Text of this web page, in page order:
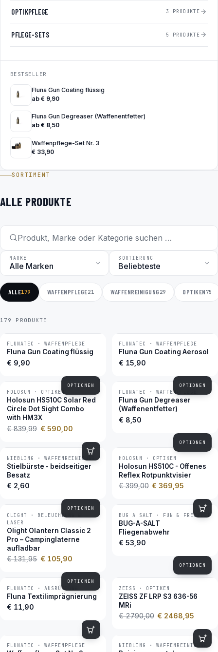
OPTIKPFLEGE 3 PRODUKTE
PFLEGE-SETS 5 PRODUKTE
BESTSELLER
Fluna Gun Coating flüssig
ab € 9,90
Fluna Gun Degreaser (Waffenentfetter)
ab € 8,50
Waffenpflege-Set Nr. 3
€ 33,90
SORTIMENT
ALLE PRODUKTE
MARKE SORTIERUNG
ALLE179 WAFFENPFLEGE21 WAFFENREINIGUNG 29 OPTIKEN75
179 PRODUKTE
BESTSELLER
FLUNATEC · WAFFENPFLEGE
Fluna Gun Coating flüssig
€ 9,90
OPTIONEN
BESTSELLER
FLUNATEC · WAFFENPFLEGE
Fluna Gun Coating Aerosol
€ 15,90
OPTIONEN
−30 %
HOLOSUN · OPTIKEN
Holosun HS510C Solar Red
Circle Dot Sight Combo
with HM3X
€ 839,99 € 590,00
BESTSELLER
FLUNATEC · WAFFENPFLEGE
Fluna Gun Degreaser
(Waffenentfetter)
€ 8,50
OPTIONEN
BESTSELLER
NIEBLING · WAFFENREINIGUNG
Stielbürste - beidseitiger
Besatz
€ 2,60
OPTIONEN
−7 %
HOLOSUN · OPTIKEN
Holosun HS510C - Offenes
Reflex Rotpunktvisier
€ 399,00 € 369,95
−20 %
OLIGHT · BELEUCHTUNG &
LASER
Olight Olantern Classic 2
Pro – Campinglaterne
aufladbar
€ 131,95 € 105,90
OPTIONEN
BESTSELLER
BUG A SALT · FUN & FREIZEIT
BUG-A-SALT
Fliegenabwehr
€ 53,90
OPTIONEN
BESTSELLER
FLUNATEC · AUSRÜSTUNG
Fluna Textilimprägnierung
€ 11,90
−12 %
ZEISS · OPTIKEN
ZEISS ZF LRP S3 636-56
MRi
€ 2790,00 € 2468,95
BESTSELLER
FLUNATEC · WAFFENPFLEGE BESTSELLER
NIEBLING · WAFFENREINIGUNG